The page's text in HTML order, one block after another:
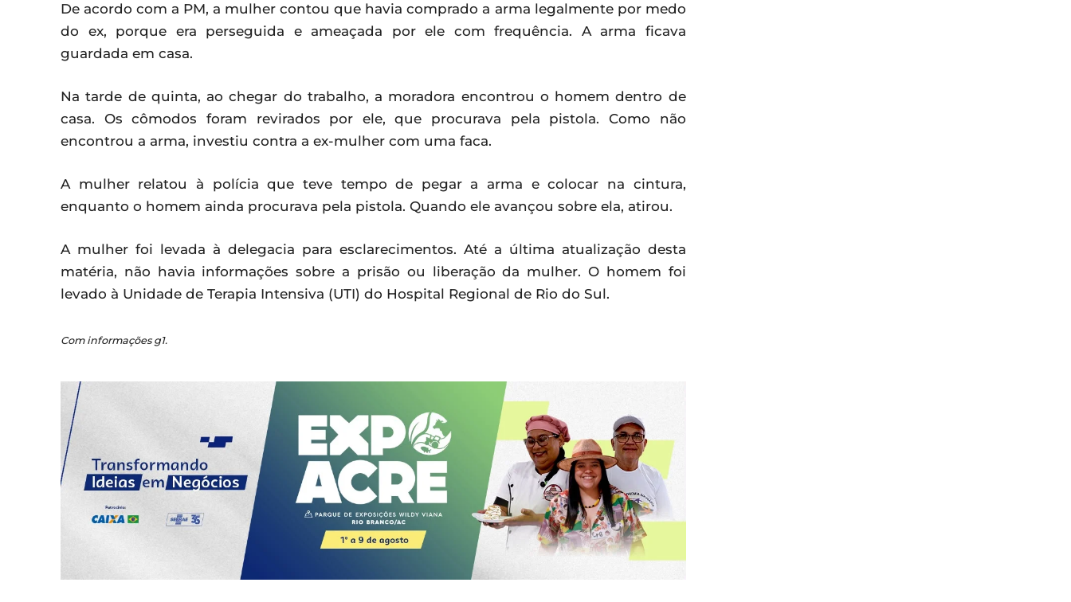
De acordo com a PM, a mulher contou que havia comprado a arma legalmente por medo
do ex, porque era perseguida e ameaçada por ele com frequência. A arma ficava
guardada em casa.
Na tarde de quinta, ao chegar do trabalho, a moradora encontrou o homem dentro de
casa. Os cômodos foram revirados por ele, que procurava pela pistola. Como não
encontrou a arma, investiu contra a ex-mulher com uma faca.
A mulher relatou à polícia que teve tempo de pegar a arma e colocar na cintura,
enquanto o homem ainda procurava pela pistola. Quando ele avançou sobre ela, atirou.
A mulher foi levada à delegacia para esclarecimentos. Até a última atualização desta
matéria, não havia informações sobre a prisão ou liberação da mulher. O homem foi
levado à Unidade de Terapia Intensiva (UTI) do Hospital Regional de Rio do Sul.
Com informações g1.